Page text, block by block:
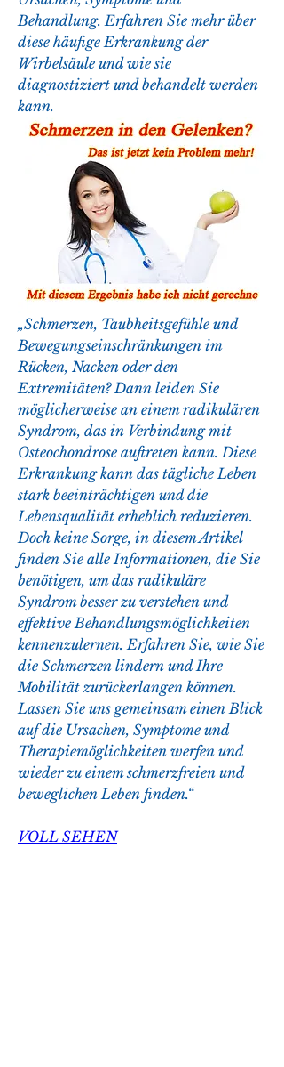
Behandlung. Erfahren Sie mehr über
diese häufige Erkrankung der
Wirbelsäule und wie sie
diagnostiziert und behandelt werden
kann.
„Schmerzen, Taubheitsgefühle und
Bewegungseinschränkungen im
Rücken, Nacken oder den
Extremitäten? Dann leiden Sie
möglicherweise an einem radikulären
Syndrom, das in Verbindung mit
Osteochondrose auftreten kann. Diese
Erkrankung kann das tägliche Leben
stark beeinträchtigen und die
Lebensqualität erheblich reduzieren.
Doch keine Sorge, in diesem Artikel
finden Sie alle Informationen, die Sie
benötigen, um das radikuläre
Syndrom besser zu verstehen und
effektive Behandlungsmöglichkeiten
kennenzulernen. Erfahren Sie, wie Sie
die Schmerzen lindern und Ihre
Mobilität zurückerlangen können.
Lassen Sie uns gemeinsam einen Blick
auf die Ursachen, Symptome und
Therapiemöglichkeiten werfen und
wieder zu einem schmerzfreien und
beweglichen Leben finden.“
VOLL SEHEN